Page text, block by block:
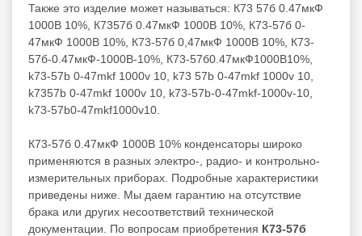
Также это изделие может называться: К73 57б 0.47мкФ
1000В 10%, К7357б 0.47мкФ 1000В 10%, К73-57б 0-
47мкФ 1000В 10%, К73-57б 0,47мкФ 1000В 10%, К73-
57б-0.47мкФ-1000В-10%, К73-57б0.47мкФ1000В10%,
k73-57b 0-47mkf 1000v 10, k73 57b 0-47mkf 1000v 10,
k7357b 0-47mkf 1000v 10, k73-57b-0-47mkf-1000v-10,
k73-57b0-47mkf1000v10.
К73-57б 0.47мкФ 1000В 10% конденсаторы широко
применяются в разных электро-, радио- и контрольно-
измерительных приборах. Подробные характеристики
приведены ниже. Мы даем гарантию на отсутствие
брака или других несоответствий технической
документации. По вопросам приобретения К73-57б